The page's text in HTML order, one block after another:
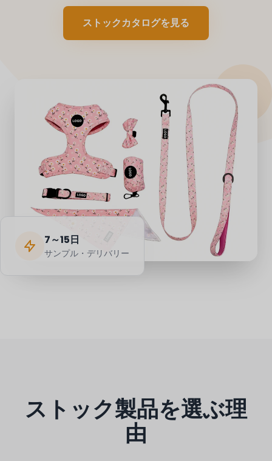
ストックカタログを見る
7～15日
サンプル・デリバリー
ストック製品を選ぶ理
由